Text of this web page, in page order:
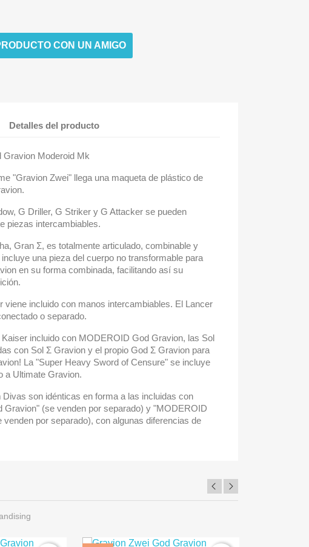
CON UN AMIGO
Detalles del producto
Gravion Moderoid Mk
"Gravion Zwei" llega una maqueta de plástico de
G Driller, G Striker y G Attacker se pueden
piezas intercambiables.
Gran Σ, es totalmente articulado, combinable y
una pieza del cuerpo no transformable para
en su forma combinada, facilitando así su
viene incluido con manos intercambiables. El Lancer
o separado.
Kaiser incluido con MODEROID God Gravion, las Sol
con Sol Σ Gravion y el propio God Σ Gravion para
La "Super Heavy Sword of Censure" se incluye
a Ultimate Gravion.
son idénticas en forma a las incluidas con
Gravion" (se venden por separado) y "MODEROID
venden por separado), con algunas diferencias de